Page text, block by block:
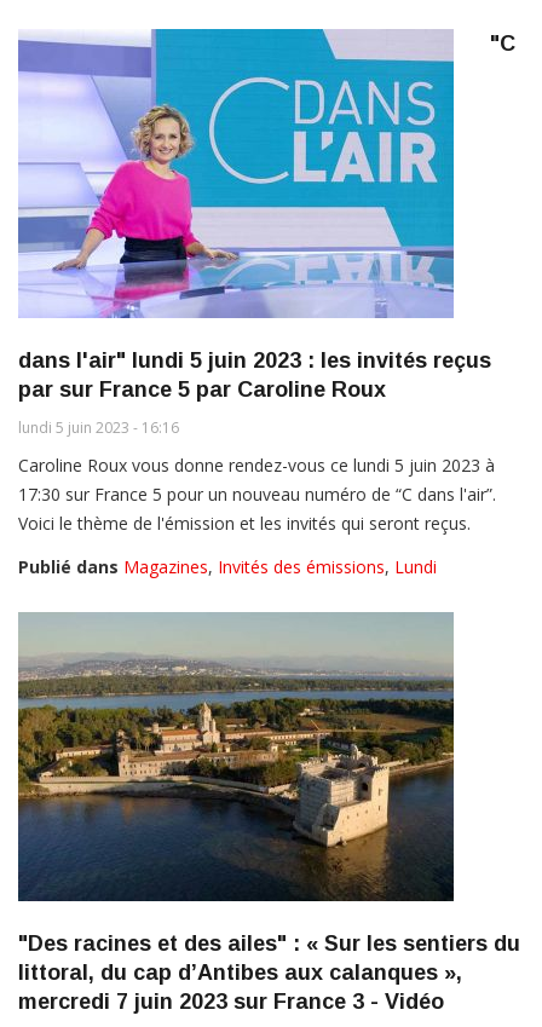
"C
dans l'air" lundi 5 juin 2023 : les invités reçus
par sur France 5 par Caroline Roux
lundi 5 juin 2023 - 16:16
Caroline Roux vous donne rendez-vous ce lundi 5 juin 2023 à
17:30 sur France 5 pour un nouveau numéro de “C dans l'air”.
Voici le thème de l'émission et les invités qui seront reçus.
Publié dans Magazines, Invités des émissions, Lundi
"Des racines et des ailes" : « Sur les sentiers du
littoral, du cap d’Antibes aux calanques »,
mercredi 7 juin 2023 sur France 3 - Vidéo